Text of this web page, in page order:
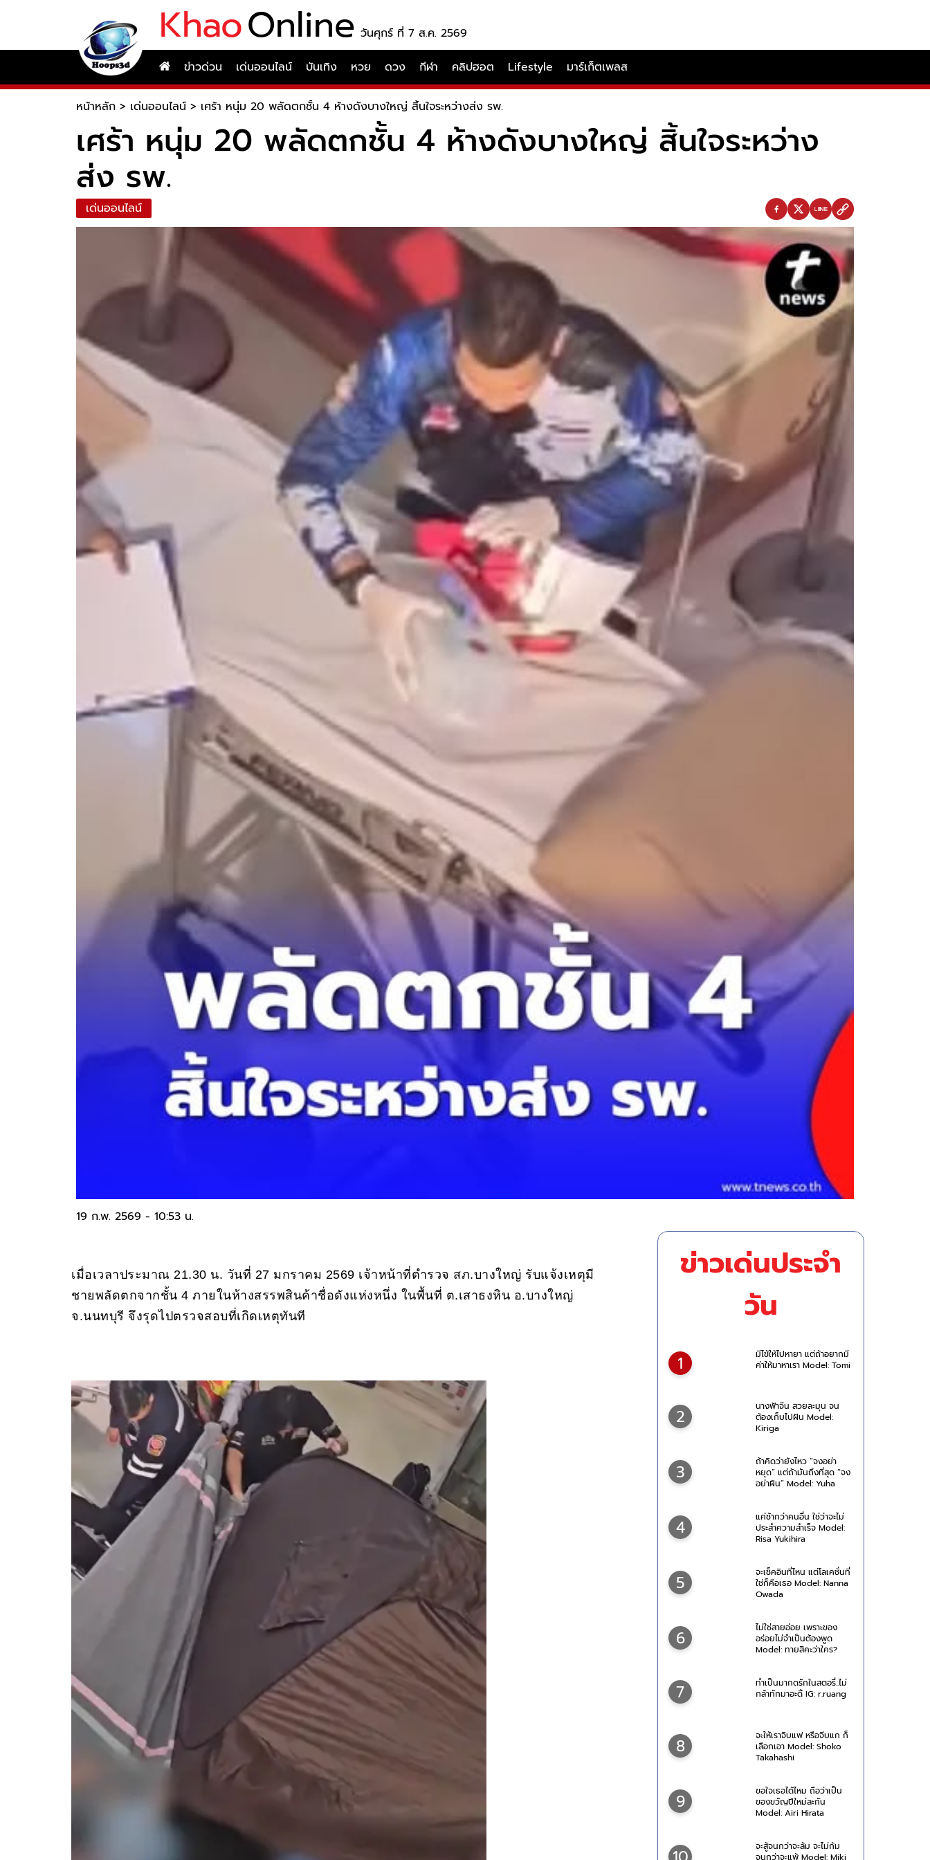
KhaoOnline วันศุกร์ ที่ 7 ส.ค. 2569
ข่าวด่วน เด่นออนไลน์ บันเทิง หวย ดวง กีฬา คลิปฮอต Lifestyle มาร์เก็ตเพลส
หน้าหลัก > เด่นออนไลน์ > เศร้า หนุ่ม 20 พลัดตกชั้น 4 ห้างดังบางใหญ่ สิ้นใจระหว่างส่ง รพ.
เศร้า หนุ่ม 20 พลัดตกชั้น 4 ห้างดังบางใหญ่ สิ้นใจระหว่าง
ส่ง รพ.
เด่นออนไลน์
19 ก.พ. 2569 - 10:53 น.
เมื่อเวลาประมาณ 21.30 น. วันที่ 27 มกราคม 2569 เจ้าหน้าที่ตำรวจ สภ.บางใหญ่ รับแจ้งเหตุมี
ชายพลัดตกจากชั้น 4 ภายในห้างสรรพสินค้าชื่อดังแห่งหนึ่ง ในพื้นที่ ต.เสาธงหิน อ.บางใหญ่
จ.นนทบุรี จึงรุดไปตรวจสอบที่เกิดเหตุทันที
ข่าวเด่นประจำ
วัน
1
มีไข้ให้ไปหายา แต่ถ้าอยากมี
ค่าให้มาหาเรา Model: Tomi
2
นางฟ้าจีน สวยละมุน จน
ต้องเก็บไปฝัน Model:
Kiriga
3
ถ้าคิดว่ายังไหว “จงอย่า
หยุด” แต่ถ้ามันถึงที่สุด “จง
อย่าฝืน” Model: Yuha
4
แค่ช้ากว่าคนอื่น ใช่ว่าจะไม่
ประสำความสำเร็จ Model:
Risa Yukihira
5
จะเช็คอินที่ไหน แต่โลเคชั่นที่
ใช่ก็คือเธอ Model: Nanna
Owada
6
ไม่ใช่สายอ่อย เพราะของ
อร่อยไม่จำเป็นต้องพูด
Model: ทายสิคะว่าใคร?
7
ทำเป็นมากดรักในสตอรี่..ไม่
กล้าทักมาอะดิ้ IG: r.ruang
8
จะให้เราจิบแฟ หรือจีบแก ก็
เลือกเอา Model: Shoko
Takahashi
9
ขอใจเธอได้ไหม ถือว่าเป็น
ของขวัญปีใหม่ละกัน
Model: Airi Hirata
จะสู้จนกว่าจะล้ม จะไม่ก้ม
จนกว่าจะแพ้ Model: Miki